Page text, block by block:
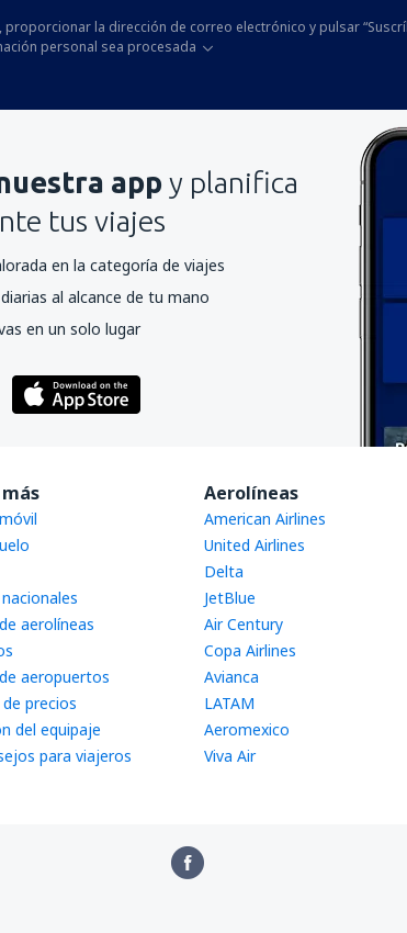
proporcionar la dirección de correo electrónico y pulsar
personal sea procesada
app y planifica
tus viajes
en la categoría de viajes
al alcance de tu mano
en un solo lugar
aerolíneas
aeropuertos
precios
del equipaje
para viajeros
Aerolíneas
American Airlines
United Airlines
Delta
JetBlue
Air Century
Copa Airlines
Avianca
LATAM
Aeromexico
Viva Air